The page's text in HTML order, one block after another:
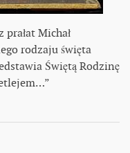
Michał
rodzaju święta
Świętą Rodzinę